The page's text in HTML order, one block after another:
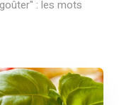
: les mots